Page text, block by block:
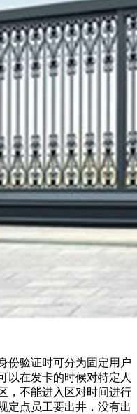
份验证时可分为固定用户
以在发卡的时候对特定人
，不能进入区对时间进行
定点员工要出井，没有出